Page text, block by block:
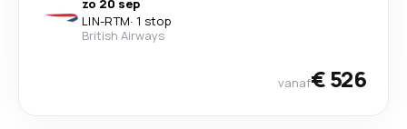
zo 20 sep
LIN-RTM· 1 stop
British Airways
vanaf€ 526